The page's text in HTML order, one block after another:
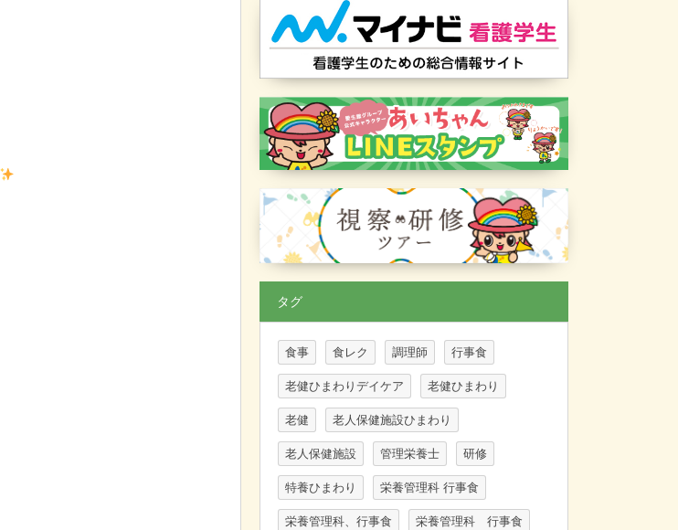
タグ
食事 食レク 調理師 行事食
老健ひまわりデイケア 老健ひまわり
老健 老人保健施設ひまわり
老人保健施設 管理栄養士 研修
特養ひまわり 栄養管理科 行事食
栄養管理科、行事食 栄養管理科 行事食